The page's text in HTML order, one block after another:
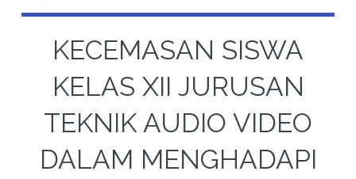
KECEMASAN SISWA
KELAS XII JURUSAN
TEKNIK AUDIO VIDEO
DALAM MENGHADAPI